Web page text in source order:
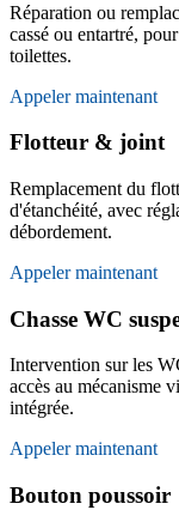
Réparation ou
cassé ou entartré,
toilettes.
Appeler maintenant
Flotteur & joint
Remplacement du
d'étanchéité, avec
débordement.
Appeler maintenant
Chasse WC
Intervention sur les
accès au mécanisme
intégrée.
Appeler maintenant
Bouton poussoir